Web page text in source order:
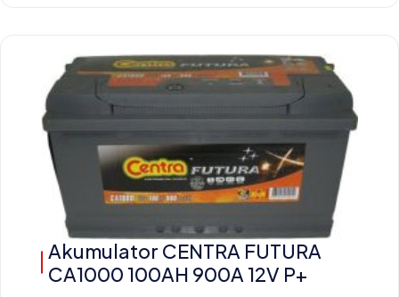
Akumulator CENTRA FUTURA
CA1000 100AH 900A 12V P+